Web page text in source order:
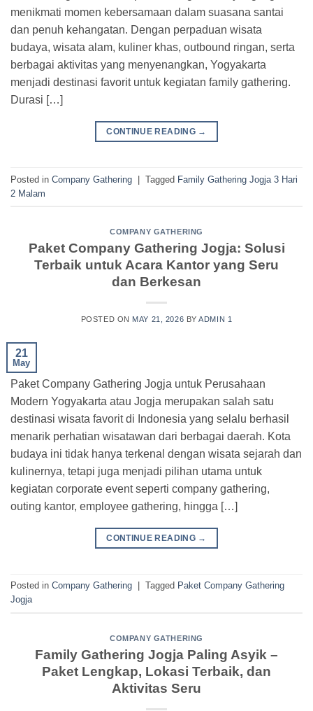
menikmati momen kebersamaan dalam suasana santai
dan penuh kehangatan. Dengan perpaduan wisata
budaya, wisata alam, kuliner khas, outbound ringan, serta
berbagai aktivitas yang menyenangkan, Yogyakarta
menjadi destinasi favorit untuk kegiatan family gathering.
Durasi […]
CONTINUE READING →
Posted in Company Gathering | Tagged Family Gathering Jogja 3 Hari
2 Malam
COMPANY GATHERING
Paket Company Gathering Jogja: Solusi
Terbaik untuk Acara Kantor yang Seru
dan Berkesan
POSTED ON MAY 21, 2026 BYADMIN 1
21
May
Paket Company Gathering Jogja untuk Perusahaan
Modern Yogyakarta atau Jogja merupakan salah satu
destinasi wisata favorit di Indonesia yang selalu berhasil
menarik perhatian wisatawan dari berbagai daerah. Kota
budaya ini tidak hanya terkenal dengan wisata sejarah dan
kulinernya, tetapi juga menjadi pilihan utama untuk
kegiatan corporate event seperti company gathering,
outing kantor, employee gathering, hingga […]
CONTINUE READING →
Posted in Company Gathering Tagged Paket Company Gathering
Jogja
COMPANY GATHERING
Family Gathering Jogja Paling Asyik –
Paket Lengkap, Lokasi Terbaik, dan
Aktivitas Seru